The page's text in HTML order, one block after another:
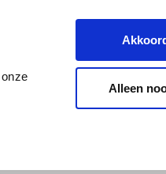
Alleen
Z
e
k
d